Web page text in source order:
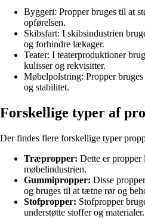
Byggeri: Propper bruges til at
opførelsen.
Skibsfart: I skibsindustrien
og forhindre lækager.
Teater: I teaterproduktioner
kulisser og rekvisitter.
Møbelpolstring: Propper
og stabilitet.
Forskellige typer af
Der findes flere forskellige typer
Træpropper: Dette er
møbelindustrien.
Gummipropper: Disse
og bruges til at tætne rør og
Stofpropper: Stofpropper
understøtte stoffer og materialer.